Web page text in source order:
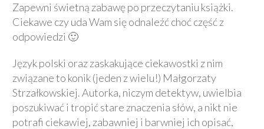
Zapewni świetną zabawę po przeczytaniu książki.
Ciekawe czy uda Wam się odnaleźć choć część z
odpowiedzi 🙂
Język polski oraz zaskakujące ciekawostki z nim
związane to konik (jeden z wielu!) Małgorzaty
Strzałkowskiej. Autorka, niczym detektyw, uwielbia
poszukiwać i tropić stare znaczenia słów, a nikt nie
potrafi ciekawiej, zabawniej i barwniej ich opisać,